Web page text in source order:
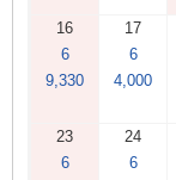
16
6
9,330
17
6
4,000
23
6
24
6